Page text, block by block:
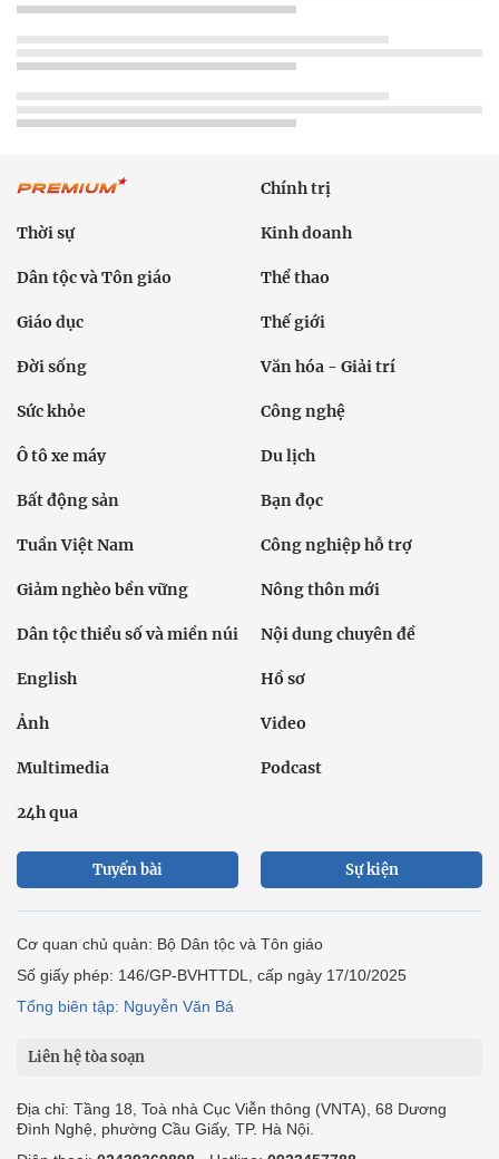
Chính trị
Thời sự Kinh doanh
Dân tộc và Tôn giáo Thể thao
Giáo dục Thế giới
Đời sống Văn hóa - Giải trí
Sức khỏe Công nghệ
Ô tô xe máy Du lịch
Bất động sản Bạn đọc
Tuần Việt Nam Công nghiệp hỗ trợ
Giảm nghèo bền vững Nông thôn mới
Dân tộc thiểu số và miền núi Nội dung chuyên đề
English Hồ sơ
Ảnh Video
Multimedia Podcast
24h qua
Tuyến bài Sự kiện
Cơ quan chủ quản: Bộ Dân tộc và Tôn giáo
Số giấy phép: 146/GP-BVHTTDL, cấp ngày 17/10/2025
Tổng biên tập: Nguyễn Văn Bá
Liên hệ tòa soạn
Địa chỉ: Tầng 18, Toà nhà Cục Viễn thông (VNTA), 68 Dương
Đình Nghệ, phường Cầu Giấy, TP. Hà Nội.